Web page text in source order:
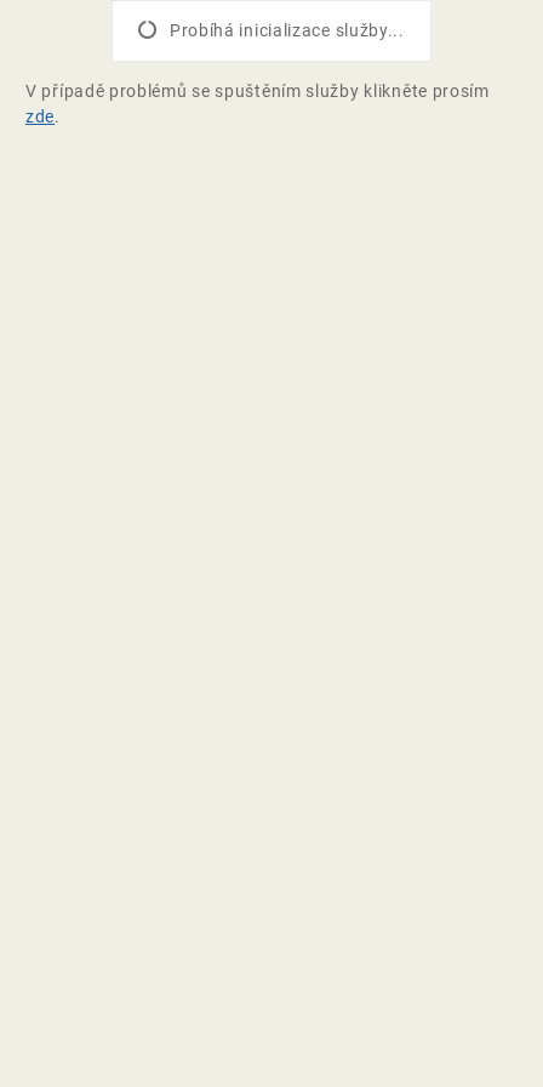
Probíhá inicializace služby...
V případě problémů se spuštěním služby klikněte prosím
zde.